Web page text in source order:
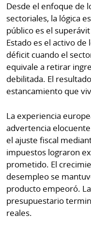
Desde el enfoque de
sectoriales, la lógica
público es el
Estado es el activo de
déficit cuando el
equivale a retirar
debilitada. El
estancamiento que
La experiencia
advertencia
el ajuste fiscal
impuestos lograron
prometido. El
desempleo se
producto empeoró.
presupuestario
reales.